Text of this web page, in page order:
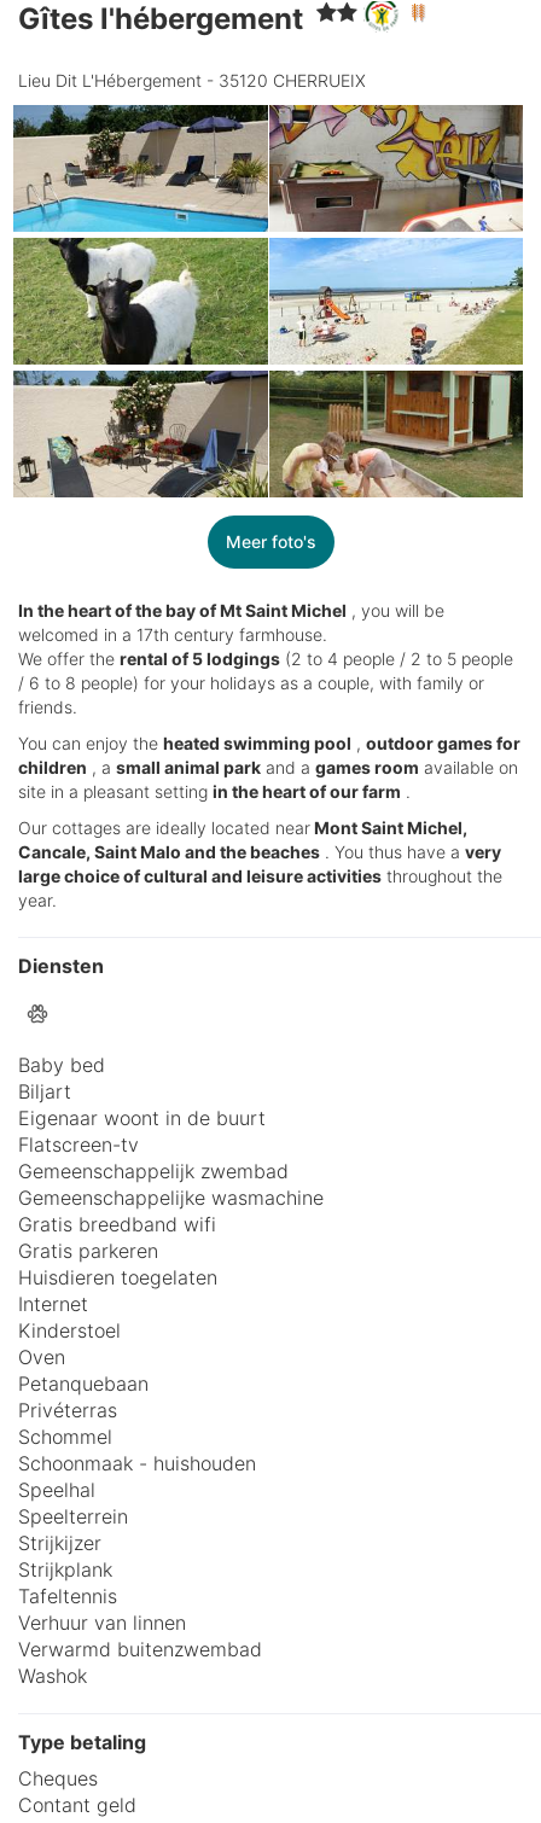
Gîtes l'hébergement
Lieu Dit L'Hébergement - 35120 CHERRUEIX
Meer foto's
In the heart of the bay of Mt Saint Michel , you will be
welcomed in a 17th century farmhouse.
We offer the rental of 5 lodgings (2 to 4 people / 2 to 5 people
/ 6 to 8 people) for your holidays as a couple, with family or
friends.
You can enjoy the heated swimming pool , outdoor games for
children , a small animal park and a games room available on
site in a pleasant setting in the heart of our farm .
Our cottages are ideally located nearMont Saint Michel,
Cancale, Saint Malo and the beaches . You thus have a very
large choice of cultural and leisure activities throughout the
year.
Diensten
Baby bed
Biljart
Eigenaar woont in de buurt
Flatscreen-tv
Gemeenschappelijk zwembad
Gemeenschappelijke wasmachine
Gratis breedband wifi
Gratis parkeren
Huisdieren toegelaten
Internet
Kinderstoel
Oven
Petanquebaan
Privéterras
Schommel
Schoonmaak - huishouden
Speelhal
Speelterrein
Strijkijzer
Strijkplank
Tafeltennis
Verhuur van linnen
Verwarmd buitenzwembad
Washok
Type betaling
Cheques
Contant geld